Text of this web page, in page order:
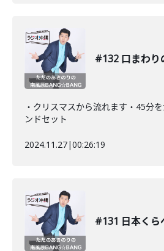
#132 口まわり
・クリスマスから流れます・45分
ンドセット
2024.11.27|00:26:19
#131 日本くら